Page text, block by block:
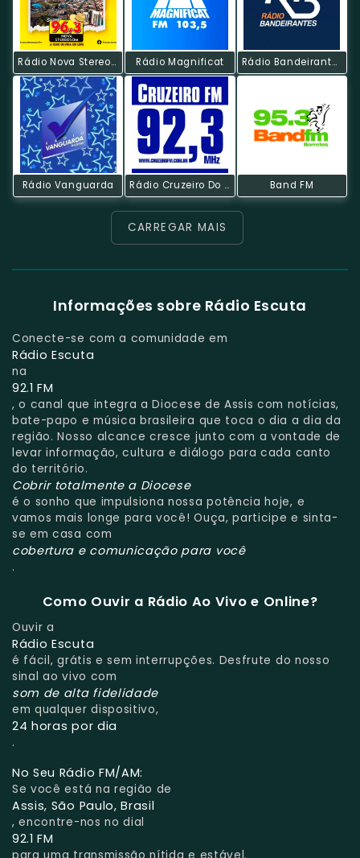
Rádio Nova Stereosom Rádio Magnificat Rádio Bandeirantes FM
Rádio Vanguarda Rádio Cruzeiro Do Sul Band FM
CARREGAR MAIS
Informações sobre Rádio Escuta
Conecte-se com a comunidade em
Rádio Escuta
na
92.1 FM
, o canal que integra a Diocese de Assis com notícias,
bate-papo e música brasileira que toca o dia a dia da
região. Nosso alcance cresce junto com a vontade de
levar informação, cultura e diálogo para cada canto
do território.
Cobrir totalmente a Diocese
é o sonho que impulsiona nossa potência hoje, e
vamos mais longe para você! Ouça, participe e sinta-
se em casa com
cobertura e comunicação para você
.
Como Ouvir a Rádio Ao Vivo e Online?
Ouvir a
Rádio Escuta
é fácil, grátis e sem interrupções. Desfrute do nosso
sinal ao vivo com
som de alta fidelidade
em qualquer dispositivo,
24 horas por dia
.
No Seu Rádio FM/AM:
Se você está na região de
Assis, São Paulo, Brasil
, encontre-nos no dial
92.1 FM